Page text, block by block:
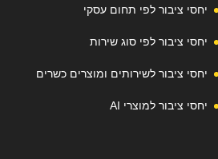
יחסי ציבור לפי תחום עסקי
יחסי ציבור לפי סוג שירות
יחסי ציבור לשירותים ומוצרים כשרים
יחסי ציבור למוצרי AI